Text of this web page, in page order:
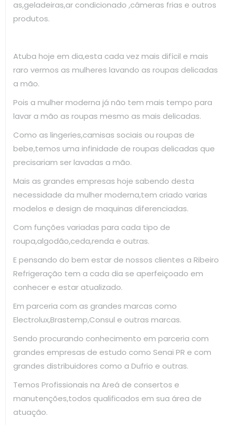
as,geladeiras,ar condicionado ,câmeras frias e outros
produtos.
Atuba hoje em dia,esta cada vez mais difícil e mais
raro vermos as mulheres lavando as roupas delicadas
a mão.
Pois a mulher moderna já não tem mais tempo para
lavar a mão as roupas mesmo as mais delicadas.
Como as lingeries,camisas sociais ou roupas de
bebe,temos uma infinidade de roupas delicadas que
precisariam ser lavadas a mão.
Mais as grandes empresas hoje sabendo desta
necessidade da mulher moderna,tem criado varias
modelos e design de maquinas diferenciadas.
Com funções variadas para cada tipo de
roupa,algodão,ceda,renda e outras.
E pensando do bem estar de nossos clientes a Ribeiro
Refrigeração tem a cada dia se aperfeiçoado em
conhecer e estar atualizado.
Em parceria com as grandes marcas como
Electrolux,Brastemp,Consul e outras marcas.
Sendo procurando conhecimento em parceria com
grandes empresas de estudo como Senai PR e com
grandes distribuidores como a Dufrio e outras.
Temos Profissionais na Areá de consertos e
manutenções,todos qualificados em sua área de
atuação.